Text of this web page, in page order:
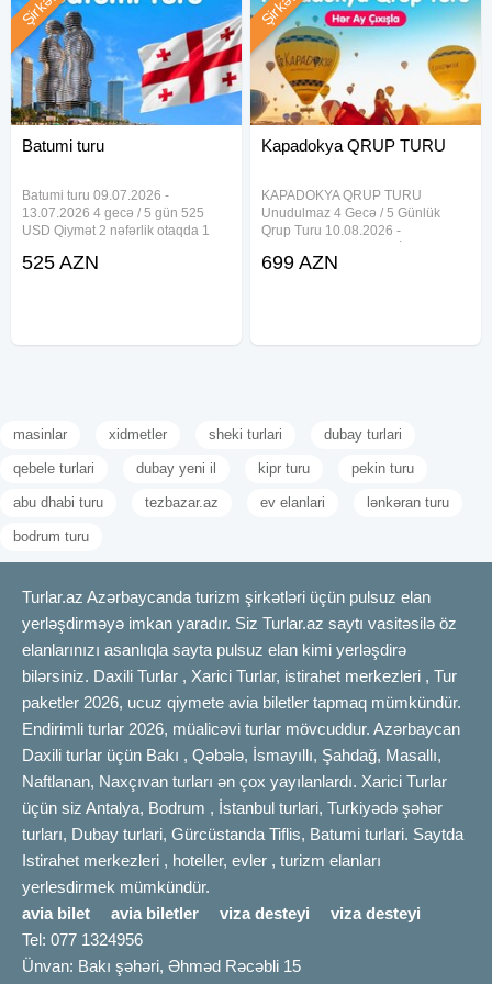
Batumi turu
Batumi turu 09.07.2026 -
13.07.2026 4 gecə / 5 gün 525
USD Qiymət 2 nəfərlik otaqda 1
Qiymətə daxildir Oteldə gecələmə
Şirkət
525 AZN
Kapadokya QRUP TURU
KAPADOKYA QRUP TURU
Unudulmaz 4 Gecə / 5 Günlük
Qrup Turu 10.08.2026 -
ödəniş: 50% - Növbəti Tarixlər 19-
Şirkət
699 AZN
masinlar xidmetler sheki turlari dubay turlari
qebele turlari dubay yeni il kipr turu pekin turu
abu dhabi turu tezbazar.az ev elanlari lənkəran turu
bodrum turu
Turlar.az Azərbaycanda turizm şirkətləri üçün pulsuz elan
yerləşdirməyə imkan yaradır. Siz Turlar.az saytı vasitəsilə öz
elanlarınızı asanlıqla sayta pulsuz elan kimi yerləşdirə
bilərsiniz. Daxili Turlar , Xarici Turlar, istirahet merkezleri , Tur
paketler 2026, ucuz qiymete avia biletler tapmaq mümkündür.
Endirimli turlar 2026, müalicəvi turlar mövcuddur. Azərbaycan
Daxili turlar üçün Bakı , Qəbələ, İsmayıllı, Şahdağ, Masallı,
Naftlanan, Naxçıvan turları ən çox yayılanlardı. Xarici Turlar
üçün siz Antalya, Bodrum , İstanbul turlari, Turkiyədə şəhər
turları, Dubay turlari, Gürcüstanda Tiflis, Batumi turlari. Saytda
Istirahet merkezleri , hoteller, evler , turizm elanları
yerlesdirmek mümkündür.
avia bilet
avia biletler viza desteyi
viza desteyi
Tel: 077 1324956
Ünvan: Bakı şəhəri, Əhməd Rəcəbli 15